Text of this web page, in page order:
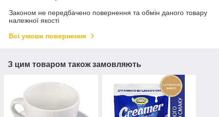
Законом не передбачено повернення та обмін даного товару
належної якості
Всі умови повернення
З цим товаром також замовляють